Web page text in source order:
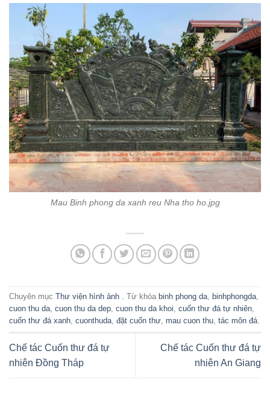
Mau Binh phong da xanh reu Nha tho ho.jpg
Chuyên mục Thư viện hình ảnh . Từ khóa binh phong da, binhphongda,
cuon thu da, cuon thu da dep, cuon thu da khoi, cuốn thư đá tự nhiên,
cuốn thư đá xanh, cuonthuda, đặt cuốn thư, mau cuon thu, tác môn đá.
Chế tác Cuốn thư đá tự
nhiên Đồng Tháp
Chế tác Cuốn thư đá tự
nhiên An Giang